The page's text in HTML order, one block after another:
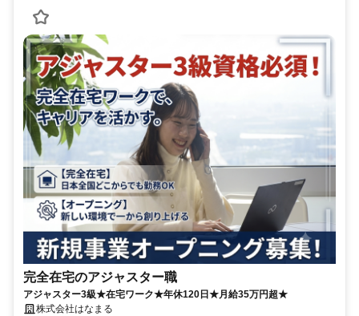
完全在宅のアジャスター職
アジャスター3級★在宅ワーク★年休120日★月給35万円超★
株式会社はなまる